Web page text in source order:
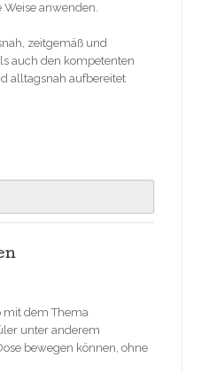
anwenden.
zeitgemäß und
auch den kompetenten
alltagsnah aufbereitet
mit dem Thema
unter anderem
bewegen können, ohne